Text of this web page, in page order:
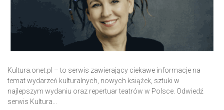
Kultura.onet.pl – to serwis zawierający ciekawe informacje na
temat wydarzeń kulturalnych, nowych książek, sztuki w
najlepszym wydaniu oraz repertuar teatrów w Polsce. Odwiedź
serwis Kultura...